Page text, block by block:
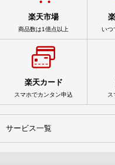
楽天市場
商品数は1億点以上 いつ
楽天カード
スマホでカンタン申込 ス
サービス一覧